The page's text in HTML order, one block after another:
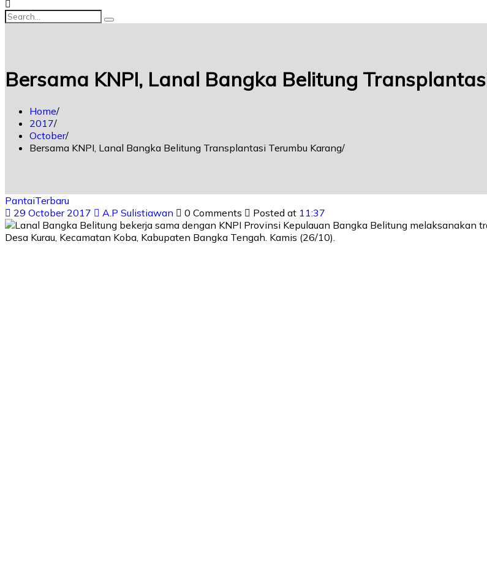
Bersama KNPI, Lanal Bangka Belitung
Home
2017
October
Bersama KNPI, Lanal Bangka Belitung Transplantasi Terumbu Karang
PantaiTerbaru
29 October 2017
A.P Sulistiawan 0 Comments Posted at 11:37